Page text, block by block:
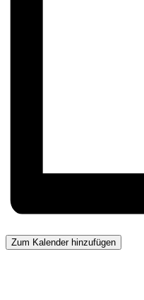
Zum Kalender hinzufügen